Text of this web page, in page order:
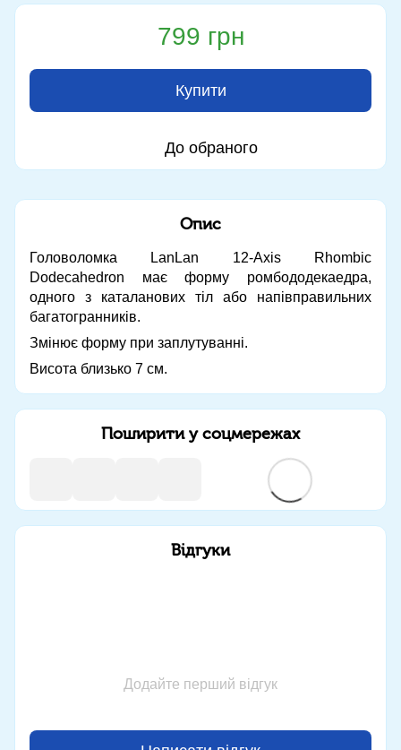
799 грн
Купити
До обраного
Опис
Головоломка LanLan 12-Axis Rhombic
Dodecahedron має форму ромбододекаедра,
одного з каталанових тіл або напівправильних
багатогранників.
Змінює форму при заплутуванні.
Висота близько 7 см.
Поширити у соцмережах
Відгуки
Додайте перший відгук